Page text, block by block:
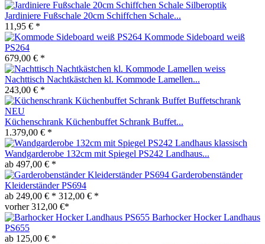
Jardiniere Fußschale 20cm Schiffchen Schale...
11,95 € *
Kommode Sideboard weiß
PS264
679,00 € *
Nachttisch Nachtkästchen kl. Kommode Lamellen...
243,00 € *
Küchenschrank Küchenbuffet Schrank Buffet...
1.379,00 € *
Wandgarderobe 132cm mit Spiegel PS242 Landhaus...
ab 497,00 € *
Garderobenständer
Kleiderständer PS694
ab 249,00 € * 312,00 € *
vorher 312,00 €*
Barhocker Hocker Landhaus
PS655
ab 125,00 € *